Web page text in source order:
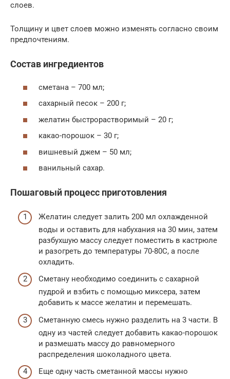
слоев.
Толщину и цвет слоев можно изменять согласно своим
предпочтениям.
Состав ингредиентов
сметана – 700 мл;
сахарный песок – 200 г;
желатин быстрорастворимый – 20 г;
какао-порошок – 30 г;
вишневый джем – 50 мл;
ванильный сахар.
Пошаговый процесс приготовления
Желатин следует залить 200 мл охлажденной
воды и оставить для набухания на 30 мин, затем
разбухшую массу следует поместить в кастрюле
и разогреть до температуры 70-80С, а после
охладить.
Сметану необходимо соединить с сахарной
пудрой и взбить с помощью миксера, затем
добавить к массе желатин и перемешать.
Сметанную смесь нужно разделить на 3 части. В
одну из частей следует добавить какао-порошок
и размешать массу до равномерного
распределения шоколадного цвета.
Еще одну часть сметанной массы нужно